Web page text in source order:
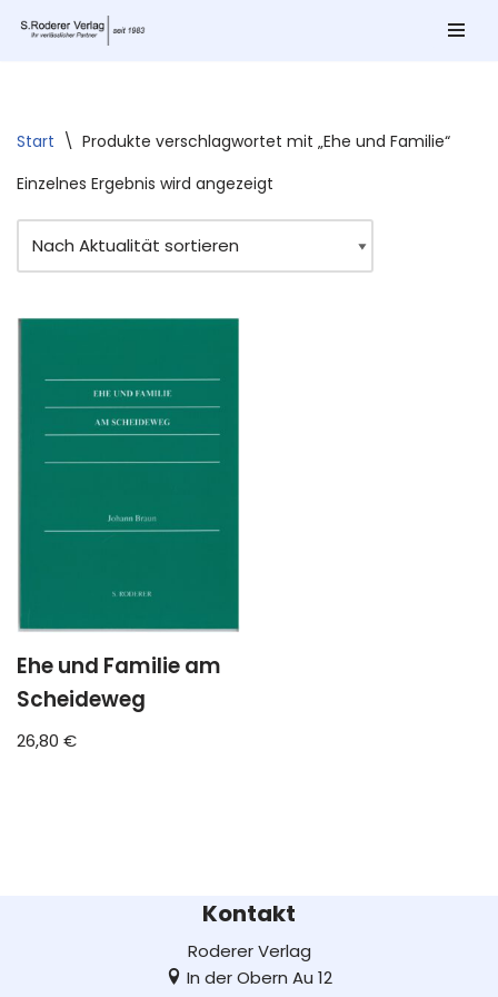
Start \ Produkte verschlagwortet mit „Ehe und Familie“
Einzelnes Ergebnis wird angezeigt
Ehe und Familie am
Scheideweg
26,80 €
Kontakt
Roderer Verlag
In der Obern Au 12